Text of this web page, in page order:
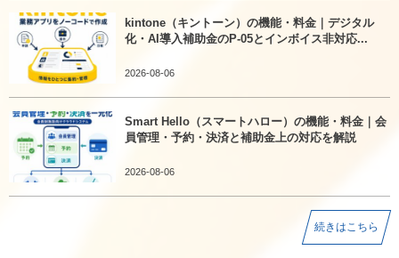
kintone（キントーン）の機能・料金｜デジタル
化・AI導入補助金のP-05とインボイス非対応...
2026-08-06
Smart Hello（スマートハロー）の機能・料金｜会
員管理・予約・決済と補助金上の対応を解説
2026-08-06
続きはこちら